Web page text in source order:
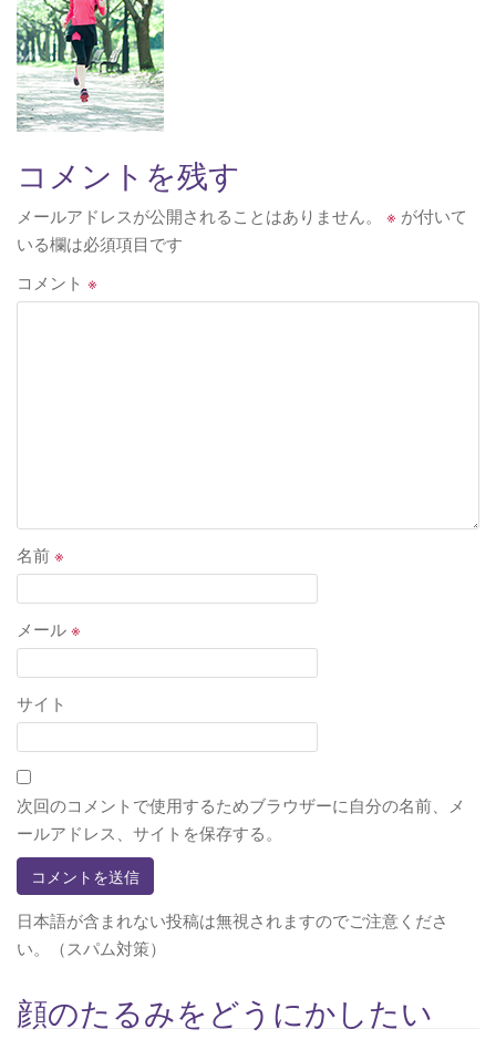
コメントを残す
メールアドレスが公開されることはありません。 ※ が付いて
いる欄は必須項目です
コメント ※
名前※
メール※
サイト
次回のコメントで使用するためブラウザーに自分の名前、メ
ールアドレス、サイトを保存する。
日本語が含まれない投稿は無視されますのでご注意くださ
い。（スパム対策）
顔のたるみをどうにかしたい